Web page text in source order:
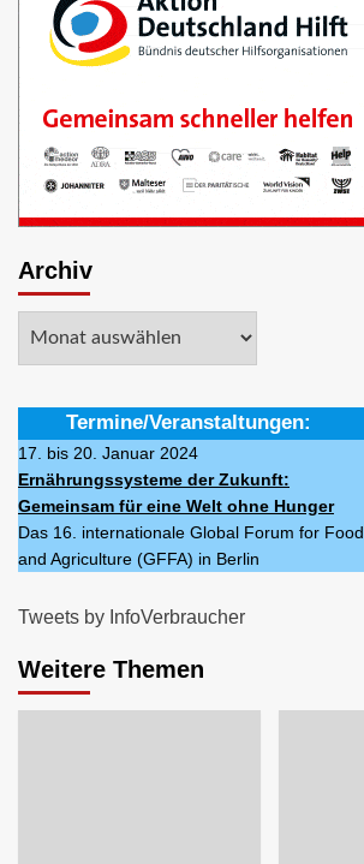
Archiv
Termine/Veranstaltungen:
17. bis 20. Januar 2024
Ernährungssysteme der Zukunft:
Gemeinsam für eine Welt ohne Hunger
Das 16. internationale Global Forum for Food
and Agriculture (GFFA) in Berlin
Tweets by InfoVerbraucher
Weitere Themen